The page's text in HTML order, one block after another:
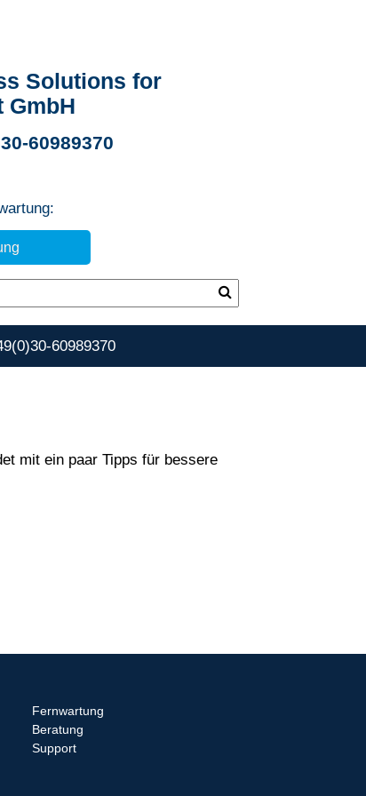
Solutions for
GmbH
60989370
60989370
mit ein paar Tipps für bessere
Fernwartung
Beratung
Support